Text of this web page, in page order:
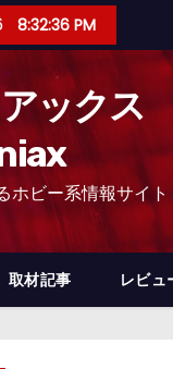
8:32:37 PM
ックス
ホビー系情報サイト
取材記事 レビュ